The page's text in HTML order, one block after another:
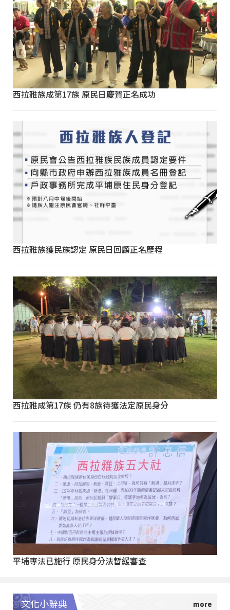
西拉雅族成第17族 原民日慶賀正名成功
西拉雅族獲民族認定 原民日回顧正名歷程
西拉雅成第17族 仍有8族待獲法定原民身分
平埔專法已施行 原民身分法暫緩審查
文化小辭典